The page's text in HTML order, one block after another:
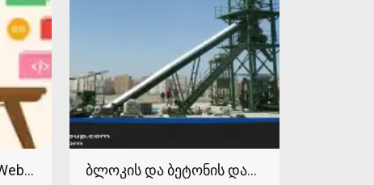
technologiesბლოკის და ბეტონის დანადგარი